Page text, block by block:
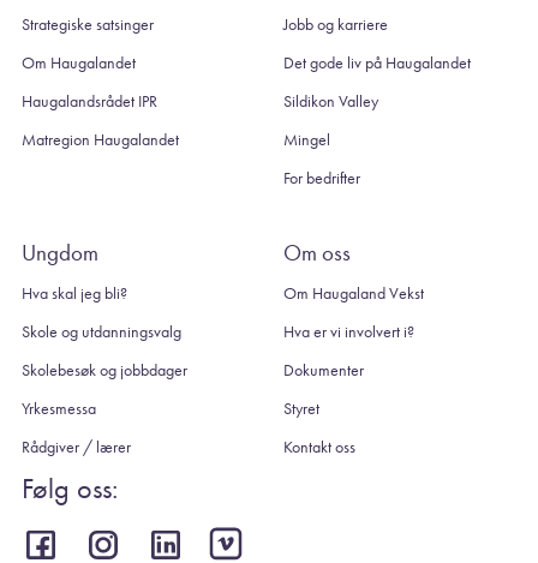
Strategiske satsinger
Om Haugalandet
Haugalandsrådet IPR
Matregion Haugalandet
Jobb og karriere
Det gode liv på Haugalandet
Sildikon Valley
Mingel
For bedrifter
Ungdom
Hva skal jeg bli?
Skole og utdanningsvalg
Skolebesøk og jobbdager
Yrkesmessa
Rådgiver / lærer
Om oss
Om Haugaland Vekst
Hva er vi involvert i?
Dokumenter
Styret
Kontakt oss
Følg oss: